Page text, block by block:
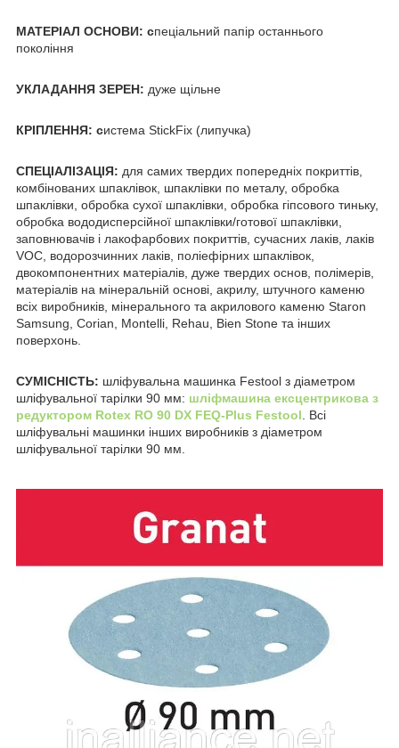
МАТЕРІАЛ ОСНОВИ: спеціальний папір останнього
покоління
УКЛАДАННЯ ЗЕРЕН: дуже щільне
КРІПЛЕННЯ: система StickFix (липучка)
СПЕЦІАЛІЗАЦІЯ: для самих твердих попередніх покриттів,
комбінованих шпаклівок, шпаклівки по металу, обробка
шпаклівки, обробка сухої шпаклівки, обробка гіпсового тиньку,
обробка вододисперсійної шпаклівки/готової шпаклівки,
заповнювачів і лакофарбових покриттів, сучасних лаків, лаків
VOC, водорозчинних лаків, поліефірних шпаклівок,
двокомпонентних матеріалів, дуже твердих основ, полімерів,
матеріалів на мінеральній основі, акрилу, штучного каменю
всіх виробників, мінерального та акрилового каменю Staron
Samsung, Corian, Montelli, Rehau, Bien Stone та інших
поверхонь.
СУМІСНІСТЬ: шліфувальна машинка Festool з діаметром
шліфувальної тарілки 90 мм: шліфмашина ексцентрикова з
редуктором Rotex RO 90 DX FEQ-Plus Festool. Всі
шліфувальні машинки інших виробників з діаметром
шліфувальної тарілки 90 мм.